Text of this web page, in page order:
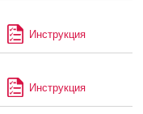
Инструкция
Инструкция